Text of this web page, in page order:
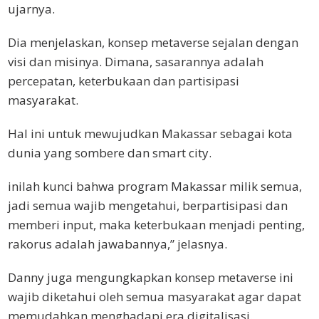
ujarnya.
Dia menjelaskan, konsep metaverse sejalan dengan
visi dan misinya. Dimana, sasarannya adalah
percepatan, keterbukaan dan partisipasi
masyarakat.
Hal ini untuk mewujudkan Makassar sebagai kota
dunia yang sombere dan smart city.
inilah kunci bahwa program Makassar milik semua,
jadi semua wajib mengetahui, berpartisipasi dan
memberi input, maka keterbukaan menjadi penting,
rakorus adalah jawabannya,” jelasnya.
Danny juga mengungkapkan konsep metaverse ini
wajib diketahui oleh semua masyarakat agar dapat